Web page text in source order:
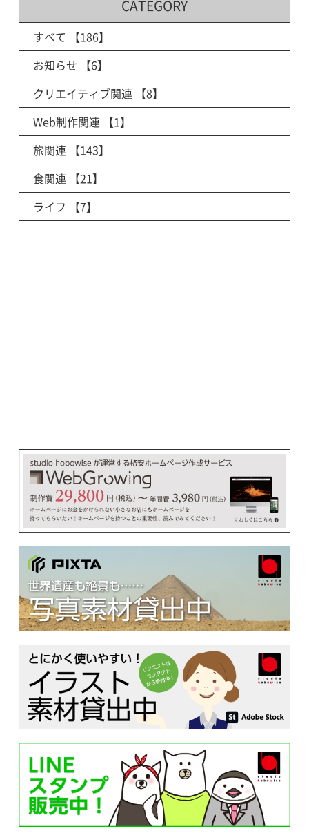
CATEGORY
すべて 【186】
お知らせ 【6】
クリエイティブ関連 【8】
Web制作関連 【1】
旅関連 【143】
食関連 【21】
ライフ 【7】